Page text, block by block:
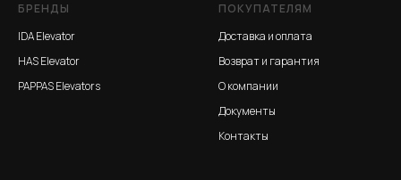
БРЕНДЫ
IDA Elevator
HAS Elevator
PAPPAS Elevators
ПОКУПАТЕЛЯМ
Доставка и оплата
Возврат и гарантия
О компании
Документы
Контакты